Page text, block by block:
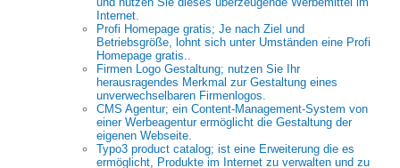
Internet.
Profi Homepage gratis; Je nach Ziel und
Betriebsgröße, lohnt sich unter Umständen eine Profi
Homepage gratis..
Firmen Logo Gestaltung; nutzen Sie Ihr
herausragendes Merkmal zur Gestaltung eines
unverwechselbaren Firmenlogos.
CMS Agentur; ein Content-Management-System von
einer Werbeagentur ermöglicht die Gestaltung der
eigenen Webseite.
Typo3 product catalog; ist eine Erweiterung die es
ermöglicht, Produkte im Internet zu verwalten und zu